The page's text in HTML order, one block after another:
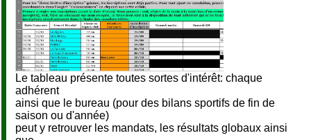
Le tableau présente toutes sortes d'intérêt: chaque
adhérent
ainsi que le bureau (pour des bilans sportifs de fin de
saison ou d'année)
peut y retrouver les mandats, les résultats globaux ainsi